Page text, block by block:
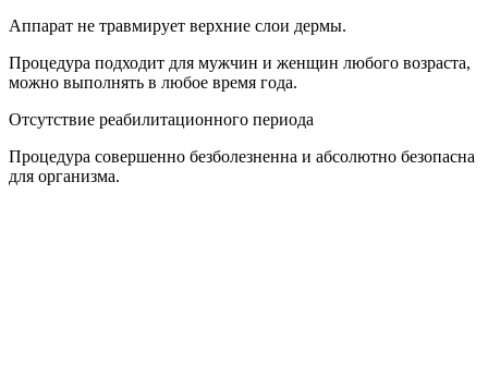
Аппарат не травмирует верхние слои дермы.
Процедура подходит для мужчин и женщин любого возраста,
можно выполнять в любое время года.
Отсутствие реабилитационного периода
Процедура совершенно безболезненна и абсолютно безопасна
для организма.